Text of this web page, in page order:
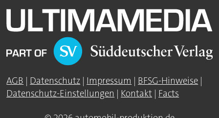
AGB | Datenschutz | Impressum | BFSG-Hinweise |
Datenschutz-Einstellungen | Kontakt | Facts